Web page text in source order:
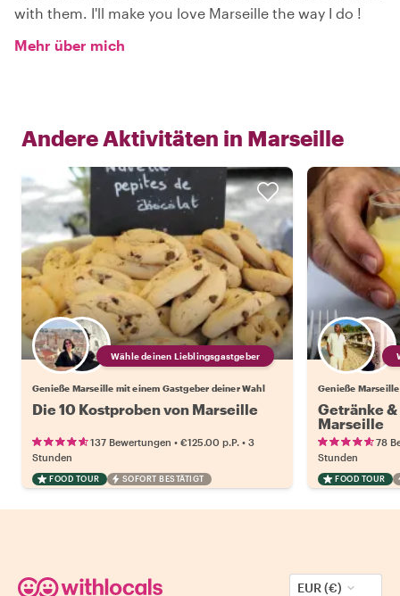
with them. I'll make you love Marseille the way I do !
Mehr über mich
Andere Aktivitäten in Marseille
Wähle deinen Lieblingsgastgeber
Genieße Marseille mit einem Gastgeber deiner Wahl
Die 10 Kostproben von Marseille
137 Bewertungen • €125.00 p.P. • 3
Stunden
FOOD TOUR SOFORT BESTÄTIGT
Genieße
Getränke
Marseille
78
Stunden
FOOD TOUR
EUR (€)